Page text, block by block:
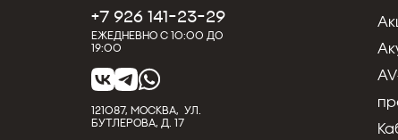
Технические характеристики
Тип Кронштейн
Страна (главный офис)
Гарантийный срок 5 лет
Характеристики
Поворот Нет
+7 926 141-23-29
Ежедневно с 10:00 до
19:00
121087, МОСКВА, УЛ.
БУТЛЕРОВА, Д. 17